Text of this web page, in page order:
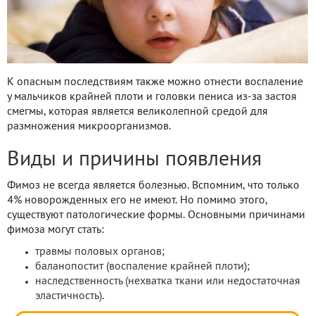
К опасным последствиям также можно отнести воспаление
у мальчиков крайней плоти и головки пениса из-за застоя
смегмы, которая является великолепной средой для
размножения микроорганизмов.
Виды и причины появления
Фимоз не всегда является болезнью. Вспомним, что только
4% новорожденных его не имеют. Но помимо этого,
существуют патологические формы. Основными причинами
фимоза могут стать:
травмы половых органов;
баланопостит (воспаление крайней плоти);
наследственность (нехватка ткани или недостаточная
эластичность).